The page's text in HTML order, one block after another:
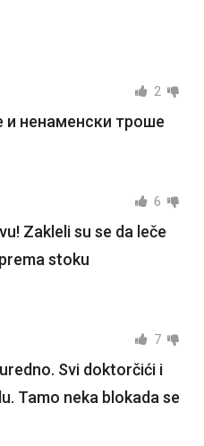
2
и ненаменски троше
6
Zakleli su se da leče
stoku
7
Svi doktorčići i
Tamo neka blokada se